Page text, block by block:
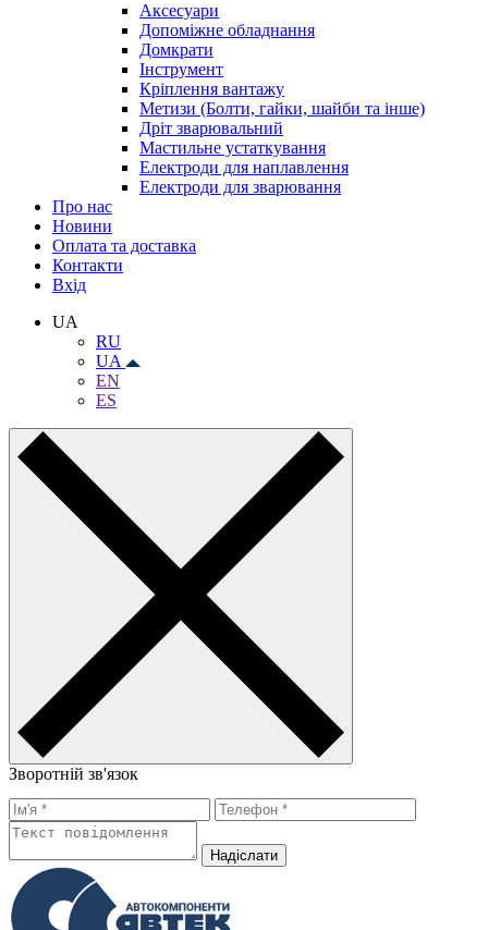
Аксесуари
Допоміжне обладнання
Домкрати
Інструмент
Кріплення вантажу
Метизи (Болти, гайки, шайби та інше)
Дріт зварювальний
Мастильне устаткування
Електроди для наплавлення
Електроди для зварювання
Про нас
Новини
Оплата та доставка
Контакти
Вхiд
UA
RU
UA
EN
ES
Зворотній зв'язок
Надiслати